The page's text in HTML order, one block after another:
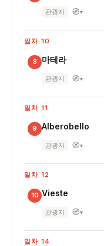
관광지 🧭▾
일차 10
8 마테라
관광지 🧭▾
일차 11
9 Alberobello
관광지 🧭▾
일차 12
10 Vieste
관광지 🧭▾
일차 14